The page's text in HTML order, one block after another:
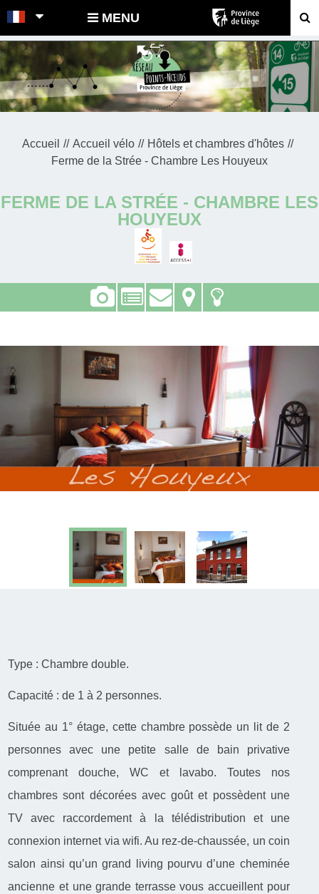
POINTS-NOEUDS MENU
Accueil Accueil vélo
Hôtels et chambres d'hôtes
Ferme de la Strée - Chambre Les Houyeux
FERME DE LA STRÉE - CHAMBRE LES
HOUYEUX
Type : Chambre double.
Capacité : de 1 à 2 personnes.
Située au 1° étage, cette chambre possède un lit de 2
personnes avec une petite salle de bain privative
comprenant douche, WC et lavabo. Toutes nos
chambres sont décorées avec goût et possèdent une
TV avec raccordement à la télédistribution et une
connexion internet via wifi. Au rez-de-chaussée, un coin
salon ainsi qu’un grand living pourvu d’une cheminée
ancienne et une grande terrasse vous accueillent pour